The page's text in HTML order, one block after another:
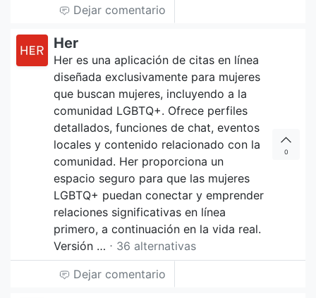
Dejar comentario
Her
Her es una aplicación de citas en línea
diseñada exclusivamente para mujeres
que buscan mujeres, incluyendo a la
comunidad LGBTQ+. Ofrece perfiles
detallados, funciones de chat, eventos
locales y contenido relacionado con la
comunidad. Her proporciona un
espacio seguro para que las mujeres
LGBTQ+ puedan conectar y emprender
relaciones significativas en línea
primero, a continuación en la vida real.
Versión … ⋅ 36 alternativas
0
Dejar comentario